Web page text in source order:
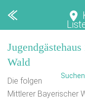
Wald
Die folgende
Mittlerer Bayerischer